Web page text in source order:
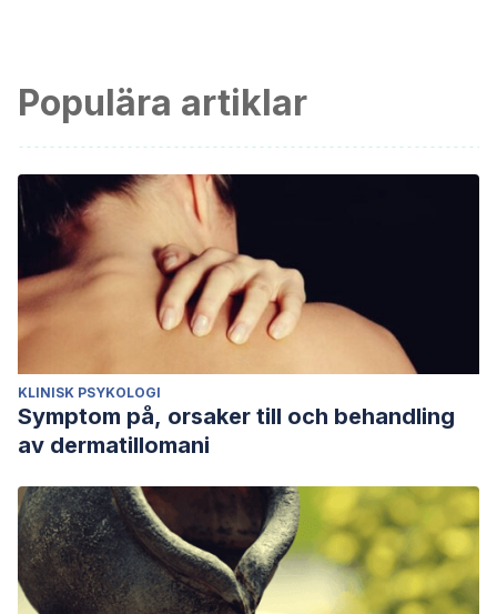
Populära artiklar
KLINISK PSYKOLOGI
Symptom på, orsaker till och behandling
av dermatillomani